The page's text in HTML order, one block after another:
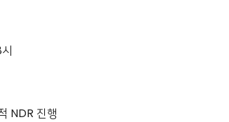
NDR 진행